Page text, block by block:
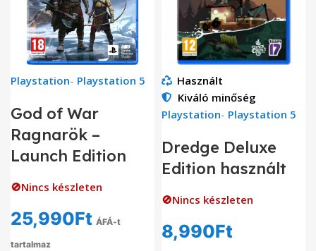
Playstation- Playstation 5
God of War
Ragnarök –
Launch Edition
🚫Nincs készleten
25,990Ft ÁFÁ-t
tartalmaz
Használt
Kiváló minőség
Playstation- Playstation 5
Dredge Deluxe
Edition használt
🚫Nincs készleten
8,990Ft